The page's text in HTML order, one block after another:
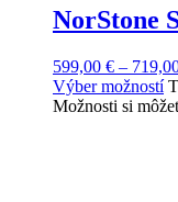
NorStone
599,00 € –
Výber možností
Možnosti si